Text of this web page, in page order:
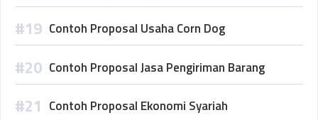
Contoh Proposal Usaha Corn Dog
Contoh Proposal Jasa Pengiriman Barang
Contoh Proposal Ekonomi Syariah